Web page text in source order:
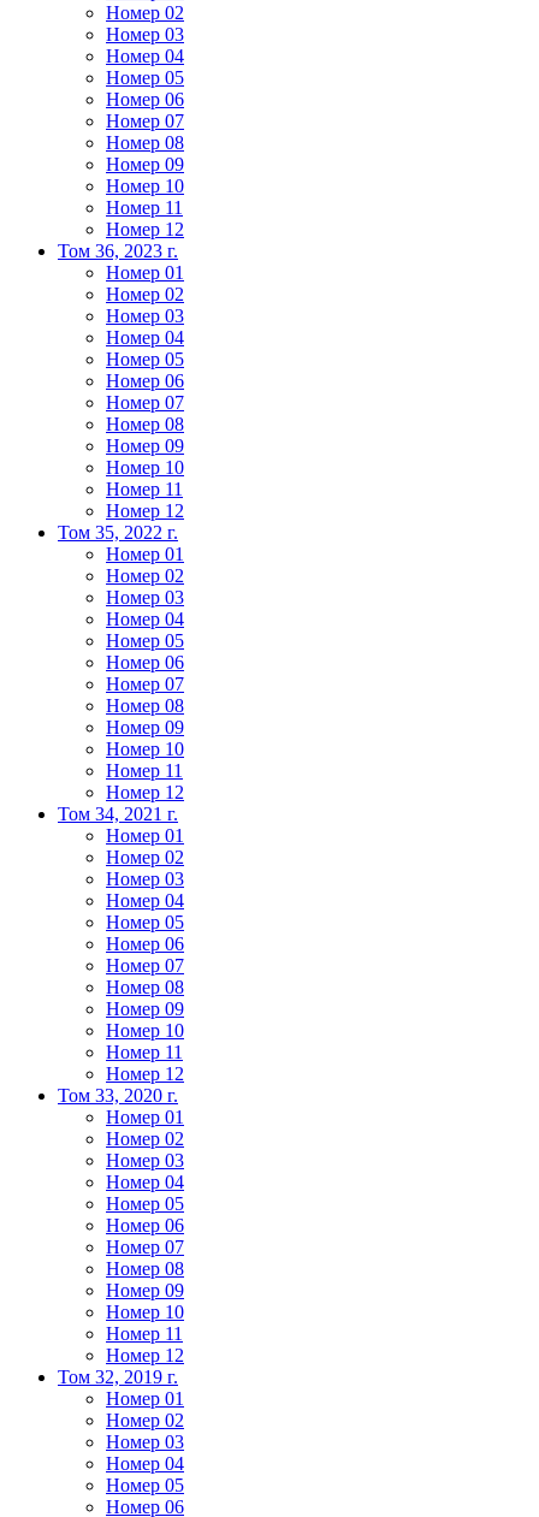
Номер 02
Номер 03
Номер 04
Номер 05
Номер 06
Номер 07
Номер 08
Номер 09
Номер 10
Номер 11
Номер 12
Том 36, 2023 г.
Номер 01
Номер 02
Номер 03
Номер 04
Номер 05
Номер 06
Номер 07
Номер 08
Номер 09
Номер 10
Номер 11
Номер 12
Том 35, 2022 г.
Номер 01
Номер 02
Номер 03
Номер 04
Номер 05
Номер 06
Номер 07
Номер 08
Номер 09
Номер 10
Номер 11
Номер 12
Том 34, 2021 г.
Номер 01
Номер 02
Номер 03
Номер 04
Номер 05
Номер 06
Номер 07
Номер 08
Номер 09
Номер 10
Номер 11
Номер 12
Том 33, 2020 г.
Номер 01
Номер 02
Номер 03
Номер 04
Номер 05
Номер 06
Номер 07
Номер 08
Номер 09
Номер 10
Номер 11
Номер 12
Том 32, 2019 г.
Номер 01
Номер 02
Номер 03
Номер 04
Номер 05
Номер 06